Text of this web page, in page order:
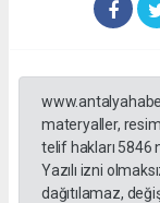
materyaller,
telif hakları 5846
Yazılı izni
dağıtılamaz,